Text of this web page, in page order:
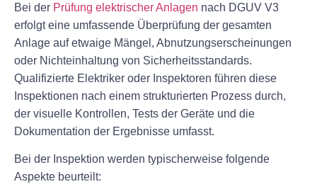
Bei der Prüfung elektrischer Anlagen nach DGUV V3
erfolgt eine umfassende Überprüfung der gesamten
Anlage auf etwaige Mängel, Abnutzungserscheinungen
oder Nichteinhaltung von Sicherheitsstandards.
Qualifizierte Elektriker oder Inspektoren führen diese
Inspektionen nach einem strukturierten Prozess durch,
der visuelle Kontrollen, Tests der Geräte und die
Dokumentation der Ergebnisse umfasst.
Bei der Inspektion werden typischerweise folgende
Aspekte beurteilt: